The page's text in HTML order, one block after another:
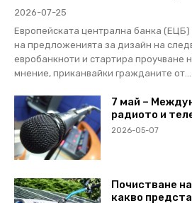
2026-07-25
Европейската централна банка (ЕЦБ)
на предложенията за дизайн на
евробанкноти и стартира проучване
мнение, приканвайки гражданите от...
7 май –
радиото и
2026-05-07
Почистване
какво